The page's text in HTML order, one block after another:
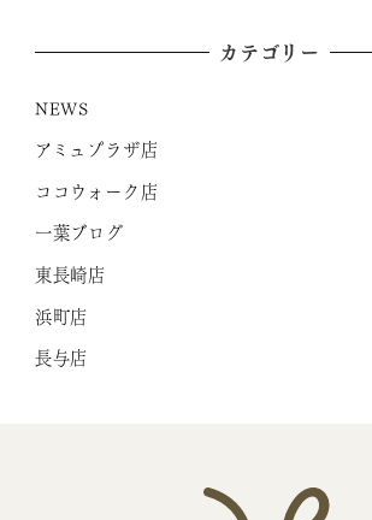
カテゴリー
NEWS
アミュプラザ店
ココウォーク店
一葉ブログ
東長崎店
浜町店
長与店